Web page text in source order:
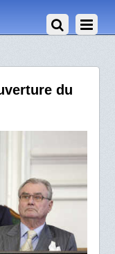
du